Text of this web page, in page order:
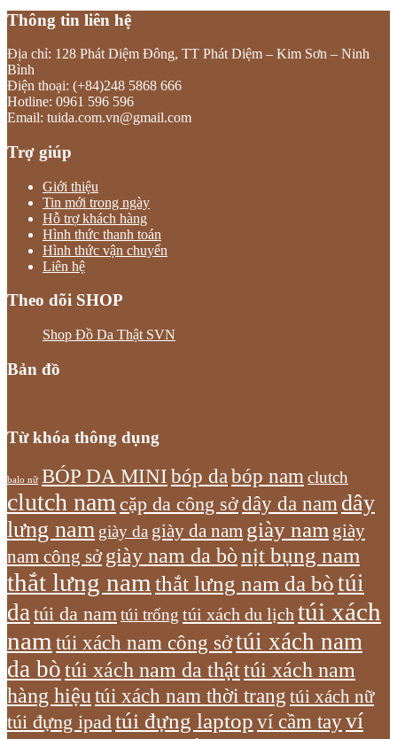
Thông tin liên hệ
Địa chỉ: 128 Phát Diệm Đông, TT Phát Diệm – Kim Sơn – Ninh
Bình
Điện thoại: (+84)248 5868 666
Hotline: 0961 596 596
Email: tuida.com.vn@gmail.com
Trợ giúp
Giới thiệu
Tin mới trong ngày
Hỗ trợ khách hàng
Hình thức thanh toán
Hình thức vận chuyển
Liên hệ
Theo dõi SHOP
Shop Đồ Da Thật SVN
Bản đồ
Từ khóa thông dụng
balo nữ BÓP DA MINI bóp dabóp nam clutch
clutch nam cặp da công sởdây da nam dây
lưng nam giày da giày da nam giày nam giày
nam công sở giày nam da bònịt bụng nam
thắt lưng nam thắt lưng nam da bòtúi
datúi da namtúi trống túi xách du lịch túi xách
nam túi xách nam công sởtúi xách nam
da bòtúi xách nam da thậttúi xách nam
hàng hiệu túi xách nam thời trang túi xách nữ
túi đựng ipadtúi đựng laptop ví cầm tayví